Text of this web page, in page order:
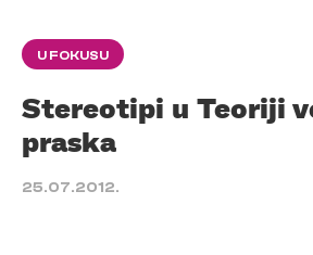
U FOKUSU
Stereotipi u Teoriji
praska
25.07.2012.